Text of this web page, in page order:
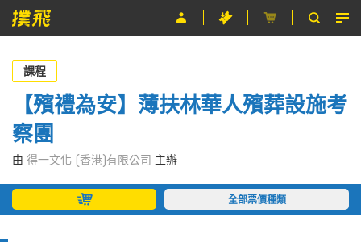
節目
主辦單位
關於撲飛
條款及細則
EN
課程
【殯禮為安】薄扶林華人殯葬設施考
察團
由 得一文化 (香港)有限公司 主辦
全部票價種類